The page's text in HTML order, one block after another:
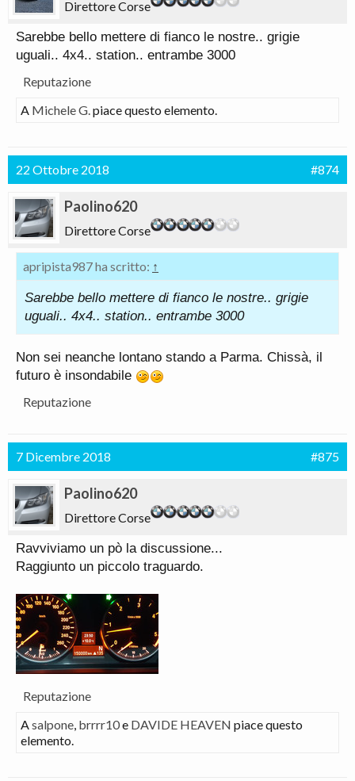
Direttore Corse
Sarebbe bello mettere di fianco le nostre.. grigie
uguali.. 4x4.. station.. entrambe 3000
Reputazione
A Michele G.piace questo elemento.
22 Ottobre 2018 #874
Paolino620
Direttore Corse
apripista987 ha scritto: ↑
Sarebbe bello mettere di fianco le nostre.. grigie
uguali.. 4x4.. station.. entrambe 3000
Non sei neanche lontano stando a Parma. Chissà, il
futuro è insondabile
Reputazione
7 Dicembre 2018 #875
Paolino620
Direttore Corse
Ravviviamo un pò la discussione...
Raggiunto un piccolo traguardo.
Reputazione
Asalpone, brrrr10e DAVIDE HEAVEN piace questo
elemento.